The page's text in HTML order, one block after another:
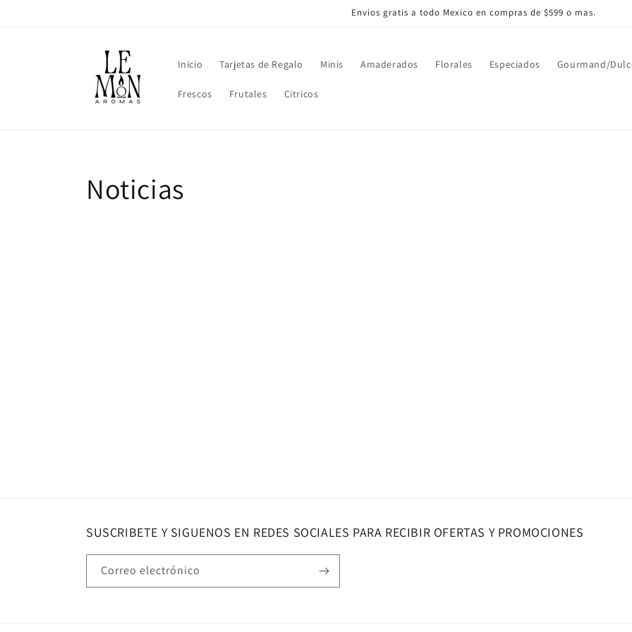
Envios gratis a todo Mexico en compras de $599 o mas.
Inicio Tarjetas de Regalo Minis Amaderados Florales Especiados Gourmand/
Frescos Frutales Citricos
Noticias
SUSCRIBETE Y SIGUENOS EN REDES SOCIALES PARA RECIBIR OFERTAS Y PROMOCIONES
Correo electrónico